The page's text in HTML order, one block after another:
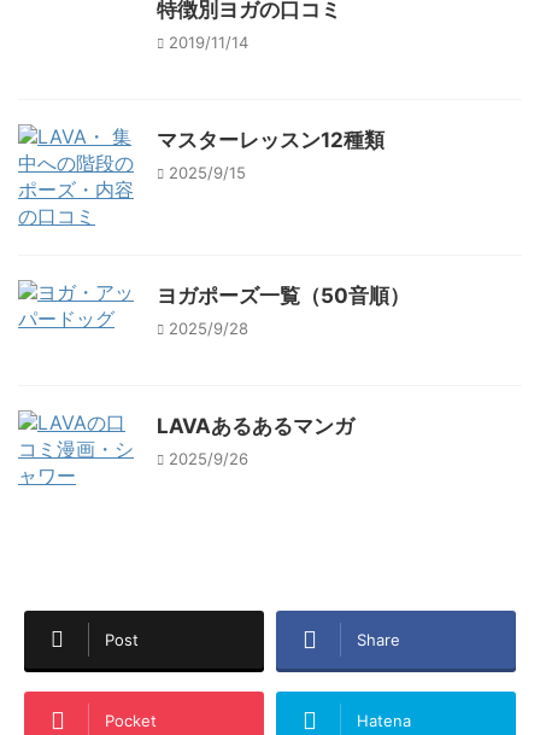
特徴別ヨガの口コミ
2019/11/14
マスターレッスン12種類
2025/9/15
ヨガポーズ一覧（50音順）
2025/9/28
LAVAあるあるマンガ
2025/9/26
Post Share
Pocket Hatena